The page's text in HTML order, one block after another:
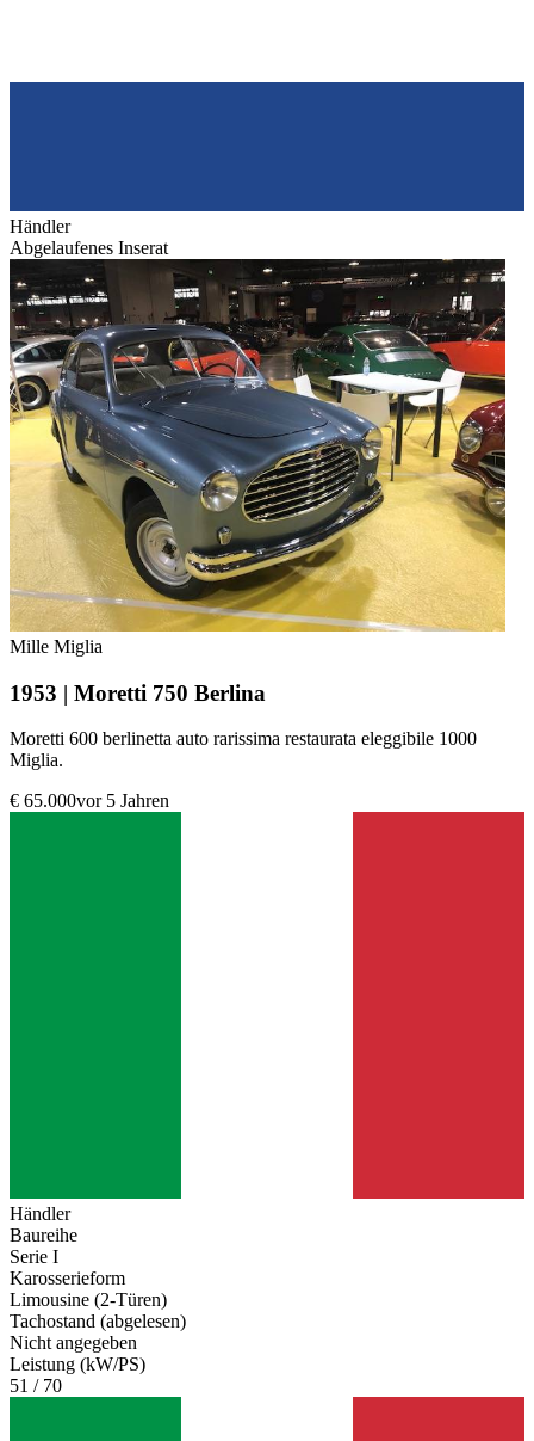
Händler
Abgelaufenes Inserat
Mille Miglia
1953 | Moretti 750 Berlina
Moretti 600 berlinetta auto rarissima restaurata eleggibile 1000
Miglia.
€ 65.000vor 5 Jahren
Händler
Baureihe
Serie I
Karosserieform
Limousine (2-Türen)
Tachostand (abgelesen)
Nicht angegeben
Leistung (kW/PS)
51 / 70